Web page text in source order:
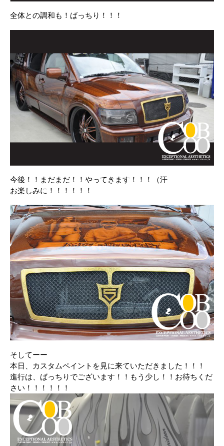
全体との調和も！ばっちり！！！
今後！！まだまだ！！やってきます！！！（汗
お楽しみに！！！！！！
そしてーー
本日、カスタムペイントを見に来ていただきました！！！
進行は、ばっちりでございます！！もう少し！！お待ちくだ
さい！！！！！！